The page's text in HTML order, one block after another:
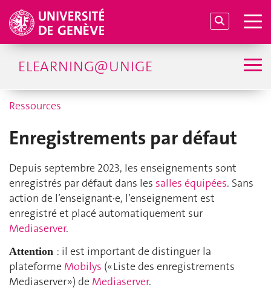
ELEARNING@UNIGE
Ressources
Enregistrements par défaut
Depuis septembre 2023, les enseignements sont
enregistrés par défaut dans les salles équipées. Sans
action de l’enseignant·e, l’enseignement est
enregistré et placé automatiquement sur
Mediaserver.
Attention : il est important de distinguer la
plateforme Mobilys (« Liste des enregistrements
Mediaserver ») de Mediaserver.